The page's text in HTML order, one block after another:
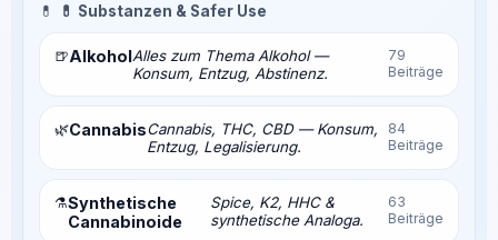
💊 💊 Substanzen & Safer Use
🍺AlkoholAlles zum Thema Alkohol —
Konsum, Entzug, Abstinenz.
79
Beiträge
🌿CannabisCannabis, THC, CBD — Konsum,
Entzug, Legalisierung.
84
Beiträge
⚗️Synthetische
Cannabinoide
Spice, K2, HHC &
synthetische Analoga.
63
Beiträge